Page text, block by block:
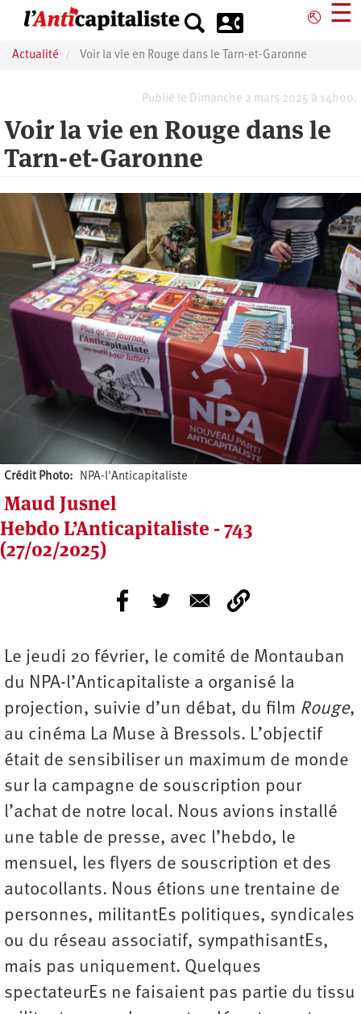
principal
⎋ ☰
Actualité Voir la vie en Rouge dans le Tarn-et-Garonne
Publié le Dimanche 2 mars 2025 à 14h00.
Voir la vie en Rouge dans le
Tarn-et-Garonne
Crédit Photo NPA-l'Anticapitaliste
Maud Jusnel
Hebdo L’Anticapitaliste - 743
(27/02/2025)
Le jeudi 20 février, le comité de Montauban
du NPA-l’Anticapitaliste a organisé la
projection, suivie d’un débat, du film Rouge,
au cinéma La Muse à Bressols. L’objectif
était de sensibiliser un maximum de monde
sur la campagne de souscription pour
l’achat de notre local. Nous avions installé
une table de presse, avec l’hebdo, le
mensuel, les flyers de souscription et des
autocollants. Nous étions une trentaine de
personnes, militantEs politiques, syndicales
ou du réseau associatif, sympathisantEs,
mais pas uniquement. Quelques
spectateurEs ne faisaient pas partie du tissu